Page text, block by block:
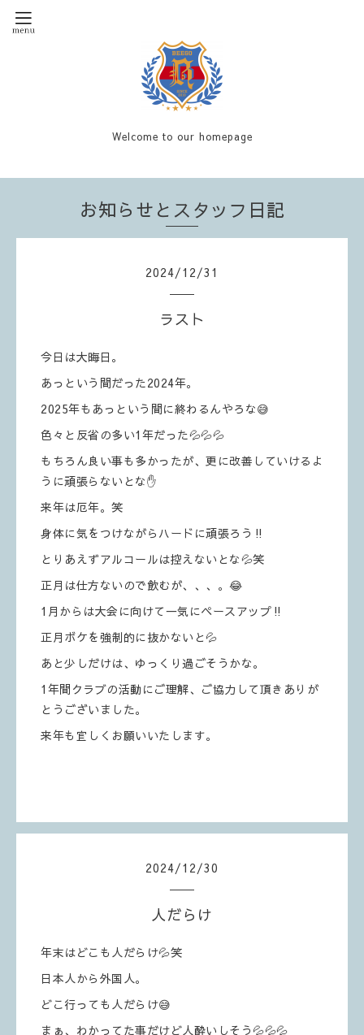
Welcome to our homepage
お知らせとスタッフ日記
2024/12/31
ラスト
今日は大晦日。
あっという間だった2024年。
2025年もあっという間に終わるんやろな😅
色々と反省の多い1年だった💦💦💦
もちろん良い事も多かったが、更に改善していけるよ
うに頑張らないとな✋
来年は厄年。笑
身体に気をつけながらハードに頑張ろう‼️
とりあえずアルコールは控えないとな💦笑
正月は仕方ないので飲むが、、、。😂
1月からは大会に向けて一気にペースアップ‼️
正月ボケを強制的に抜かないと💦
あと少しだけは、ゆっくり過ごそうかな。
1年間クラブの活動にご理解、ご協力して頂きありが
とうございました。
来年も宜しくお願いいたします。
2024/12/30
人だらけ
年末はどこも人だらけ💦笑
日本人から外国人。
どこ行っても人だらけ😅
まぁ、わかってた事だけど人酔いしそう💦💦💦